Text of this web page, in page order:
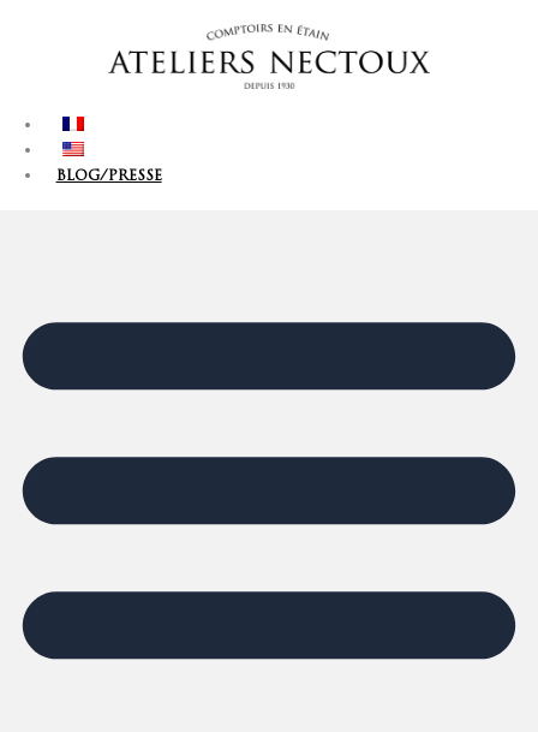
BLOG/PRESSE